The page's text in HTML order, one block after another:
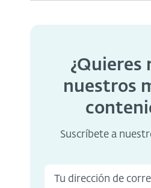
¿Quieres
nuestros
Suscríbete a